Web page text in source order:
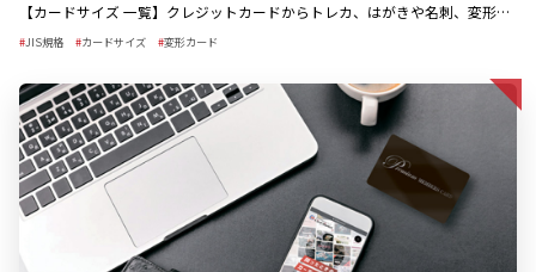
【カードサイズ 一覧】クレジットカードからトレカ、はがきや名刺、変形カードまで
JIS規格 カードサイズ 変形カード